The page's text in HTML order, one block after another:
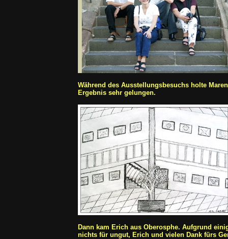
Während des Ausstellungsbesuchs holte
Ergebnis sehr gelungen.
Dann kam Erich aus Oberosphe. Aufgrund
nichts für ungut, Erich und vielen Dank fürs